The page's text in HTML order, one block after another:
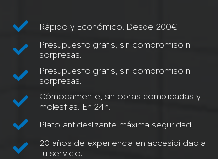
Rápido y Económico. Desde 200€
Presupuesto gratis, sin compromiso ni
sorpresas.
Presupuesto gratis, sin compromiso ni
sorpresas.
Cómodamente, sin obras complicadas y
molestias. En 24h.
Plato antideslizante máxima seguridad
20 años de experiencia en accesibilidad a
tu servicio.